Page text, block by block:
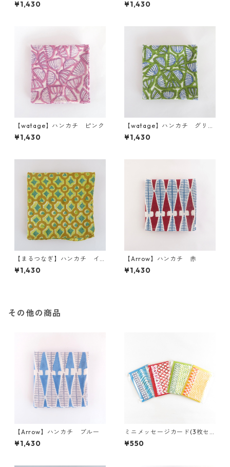
¥1,430 ¥1,430
【watage】ハンカチ ピンク
¥1,430
【watage】ハンカチ グリー
ン
¥1,430
【まるつなぎ】ハンカチ イ
エロー系
¥1,430
【Arrow】ハンカチ 赤
¥1,430
その他の商品
【Arrow】ハンカチ ブルー
¥1,430
ミニメッセージカード(3枚セ
ット)/ Mini greeting card (s
et of 3)
¥550